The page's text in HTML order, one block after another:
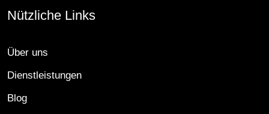
Nützliche Links
Über uns
Dienstleistungen
Blog